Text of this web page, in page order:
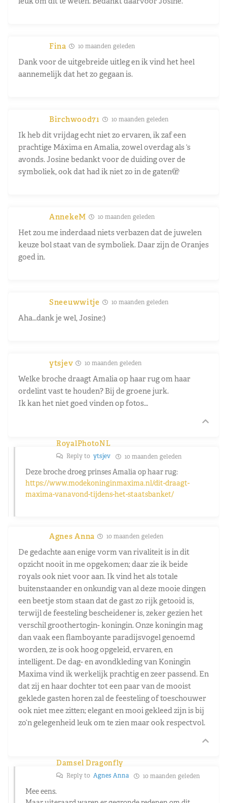
Fina 10 maanden geleden
Dank voor de uitgebreide uitleg en ik vind het heel
aannemelijk dat het zo gegaan is.
Birchwood71 10 maanden geleden
Ik heb dit vrijdag echt niet zo ervaren, ik zaf een
prachtige Máxima en Amalia, zowel overdag als ‘s
avonds. Josine bedankt voor de duiding over de
symboliek, ook dat had ik niet zo in de gaten🫣
AnnekeM 10 maanden geleden
Het zou me inderdaad niets verbazen dat de juwelen
keuze bol staat van de symboliek. Daar zijn de Oranjes
goed in.
Sneeuwwitje 10 maanden geleden
Aha…dank je wel, Josine:)
ytsjev 10 maanden geleden
Welke broche draagt Amalia op haar rug om haar
ordelint vast te houden? Bij de groene jurk.
Ik kan het niet goed vinden op fotos…
RoyalPhotoNL
Reply to ytsjev 10 maanden geleden
Deze broche droeg prinses Amalia op haar rug:
https://www.modekoninginmaxima.nl/dit-draagt-
maxima-vanavond-tijdens-het-staatsbanket/
Agnes Anna 10 maanden geleden
De gedachte aan enige vorm van rivaliteit is in dit
opzicht nooit in me opgekomen; daar zie ik beide
royals ook niet voor aan. Ik vind het als totale
buitenstaander en onkundig van al deze mooie dingen
een beetje stom staan dat de gast zo rijk getooid is,
terwijl de feesteling bescheidener is, zeker gezien het
verschil groothertogin- koningin.Onze koningin mag
dan vaak een flamboyante paradijsvogel genoemd
worden, ze is ook hoog opgeleid, ervaren, en
intelligent. De dag- en avondkleding van Koningin
Maxima vind ik werkelijk prachtig en zeer passend. En
dat zij en haar dochter tot een paar van de mooist
geklede gasten horen zal de feesteling of toeschouwer
ook niet mee zitten; elegant en mooi gekleed zijn is bij
zo’n gelegenheid leuk om te zien maar ook respectvol.
Damsel Dragonfly
Reply to Agnes Anna 10 maanden geleden
Mee eens.